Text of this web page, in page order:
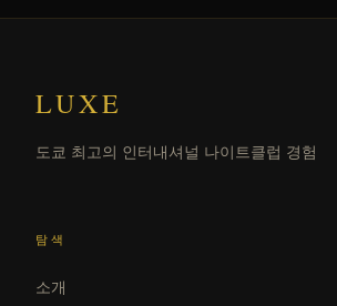
LUXE
도쿄 최고의 인터내셔널 나이트클럽 경험
탐색
소개